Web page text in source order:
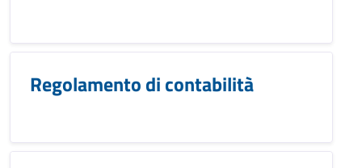
Regolamento di contabilità